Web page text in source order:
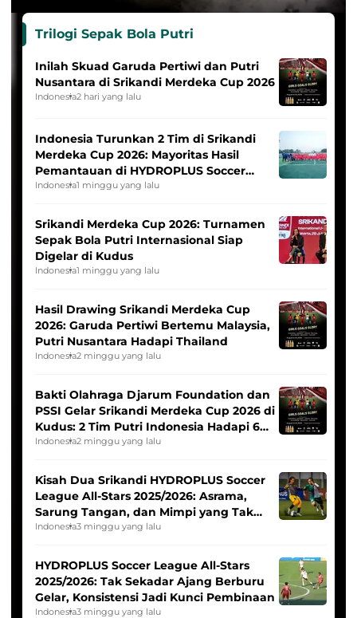
Trilogi Sepak Bola Putri
Inilah Skuad Garuda Pertiwi dan Putri
Nusantara di Srikandi Merdeka Cup 2026
Indonesia2 hari yang lalu
Indonesia Turunkan 2 Tim di Srikandi
Merdeka Cup 2026: Mayoritas Hasil
Pemantauan di HYDROPLUS Soccer
League
Indonesia1 minggu yang lalu
Srikandi Merdeka Cup 2026: Turnamen
Sepak Bola Putri Internasional Siap
Digelar di Kudus
Indonesia1 minggu yang lalu
Hasil Drawing Srikandi Merdeka Cup
2026: Garuda Pertiwi Bertemu Malaysia,
Putri Nusantara Hadapi Thailand
Indonesia2 minggu yang lalu
Bakti Olahraga Djarum Foundation dan
PSSI Gelar Srikandi Merdeka Cup 2026 di
Kudus: 2 Tim Putri Indonesia Hadapi 6
Tim Asia
Indonesia2 minggu yang lalu
Kisah Dua Srikandi HYDROPLUS Soccer
League All-Stars 2025/2026: Asrama,
Sarung Tangan, dan Mimpi yang Tak
Pernah Padam
Indonesia3 minggu yang lalu
HYDROPLUS Soccer League All-Stars
2025/2026: Tak Sekadar Ajang Berburu
Gelar, Konsistensi Jadi Kunci Pembinaan
Indonesia3 minggu yang lalu